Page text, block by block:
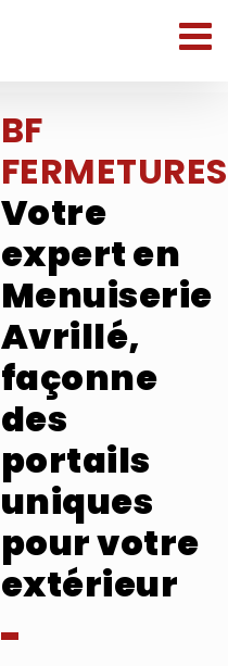
BF
FERMETURES
Votre
expert en
Menuiserie
Avrillé,
façonne
des
portails
uniques
pour votre
extérieur